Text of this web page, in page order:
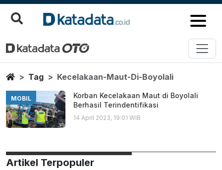
Kecelakaan Maut Di Boyolali
Berita Terbaru
HomeTag Kecelakaan-Maut-Di-Boyolali
MOBIL
Korban Kecelakaan Maut di Boyolali
Berhasil Terindentifikasi
14 April 2023, 19:01 WIB
Artikel Terpopuler